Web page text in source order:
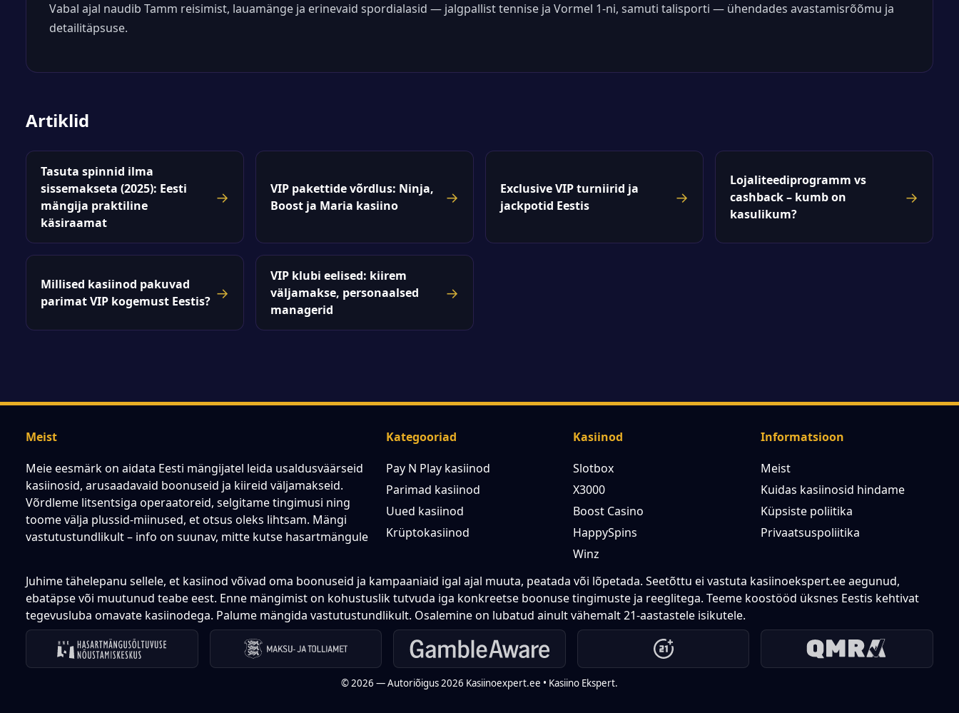
Vabal ajal naudib Tamm reisimist, lauamänge ja erinevaid spordialasid — jalgpallist tennise ja Vormel 1-ni, samuti talisporti — ühendades avastamisrõõmu ja
detailitäpsuse.
Artiklid
Tasuta spinnid ilma
sissemakseta (2025): Eesti
mängija praktiline
käsiraamat
→
VIP pakettide võrdlus: Ninja,
Boost ja Maria kasiino
→
Exclusive VIP turniirid ja
jackpotid Eestis
→
Lojaliteediprogramm vs
cashback – kumb on
kasulikum?
→
Millised kasiinod pakuvad
parimat VIP kogemust Eestis? →
VIP klubi eelised: kiirem
väljamakse, personaalsed
managerid
→
Meist
Meie eesmärk on aidata Eesti mängijatel leida usaldusväärseid
kasiinosid, arusaadavaid boonuseid ja kiireid väljamakseid.
Võrdleme litsentsiga operaatoreid, selgitame tingimusi ning
toome välja plussid-miinused, et otsus oleks lihtsam. Mängi
vastutustundlikult – info on suunav, mitte kutse hasartmängule
Kategooriad
Pay N Play kasiinod
Parimad kasiinod
Uued kasiinod
Krüptokasiinod
Kasiinod
Slotbox
X3000
Boost Casino
HappySpins
Winz
Informatsioon
Meist
Kuidas kasiinosid hindame
Küpsiste poliitika
Privaatsuspoliitika
Juhime tähelepanu sellele, et kasiinod võivad oma boonuseid ja kampaaniaid igal ajal muuta, peatada või lõpetada. Seetõttu ei vastuta kasiinoekspert.ee aegunud,
ebatäpse või muutunud teabe eest. Enne mängimist on kohustuslik tutvuda iga konkreetse boonuse tingimuste ja reeglitega. Teeme koostööd üksnes Eestis kehtivat
tegevusluba omavate kasiinodega. Palume mängida vastutustundlikult. Osalemine on lubatud ainult vähemalt 21-aastastele isikutele.
© 2026 — Autoriõigus 2026 Kasiinoexpert.ee • Kasiino Ekspert.